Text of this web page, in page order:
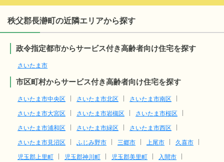
秩父郡長瀞町の近隣エリアから探す
政令指定都市からサービス付き高齢者向け住宅を探す
さいたま市
市区町村からサービス付き高齢者向け住宅を探す
さいたま市中央区 さいたま市北区
さいたま市南区
さいたま市大宮区
さいたま市岩槻区
さいたま市桜区
さいたま市浦和区
さいたま市緑区
さいたま市西区
さいたま市見沼区
ふじみ野市 三郷市 上尾市
久喜市
児玉郡上里町
児玉郡神川町 児玉郡美里町
入間市